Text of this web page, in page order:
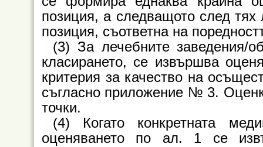
позиция, а следващото след тях
позиция, съответна на
(3) За лечебните заведения/
класирането, се извършва
критерия за качество на
съгласно приложение № 3.
точки.
(4) Когато конкретната
оценяването по ал. 1 се